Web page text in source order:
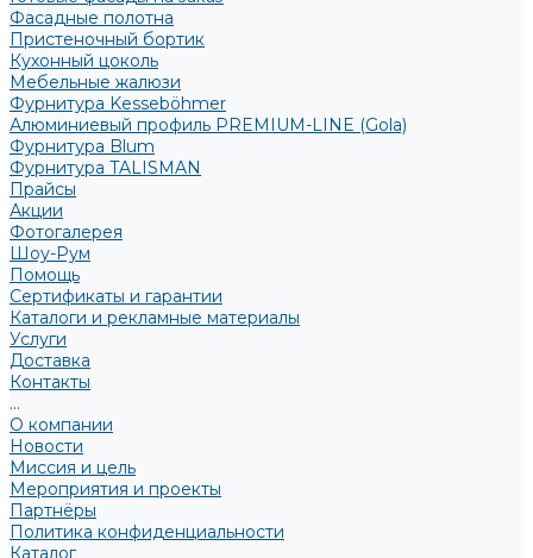
Фасадные полотна
Пристеночный бортик
Кухонный цоколь
Мебельные жалюзи
Фурнитура Kesseböhmer
Алюминиевый профиль PREMIUM-LINE (Gola)
Фурнитура Blum
Фурнитура TALISMAN
Прайсы
Акции
Фотогалерея
Шоу-Рум
Помощь
Сертификаты и гарантии
Каталоги и рекламные материалы
Услуги
Доставка
Контакты
...
О компании
Новости
Миссия и цель
Мероприятия и проекты
Партнёры
Политика конфиденциальности
Каталог